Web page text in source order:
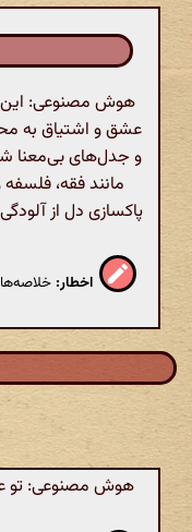
هوش مصنوعی: این
عشق و اشتیاق به
و جدل‌های بی‌معنا
مانند فقه،
پاکسازی دل از
اخطار:
هوش مصنوعی: تو